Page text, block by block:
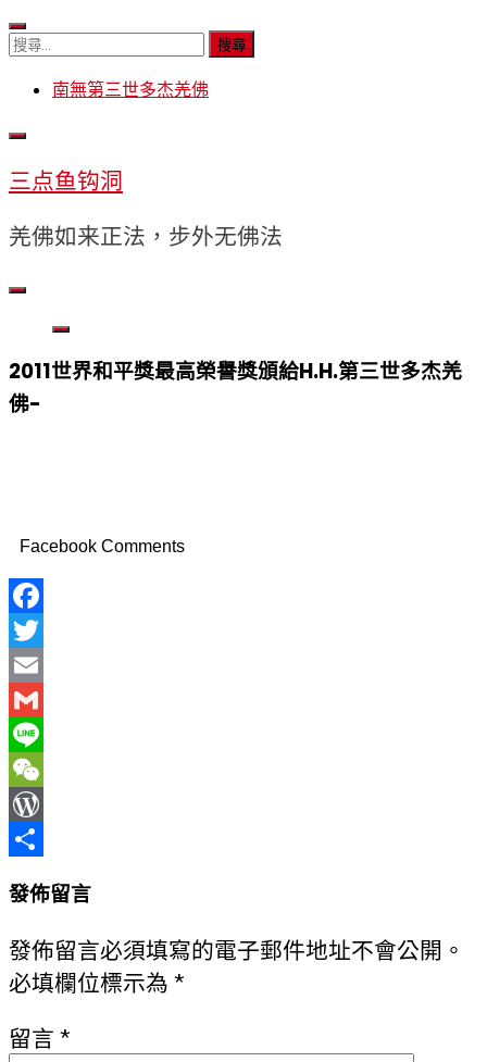
Skip
to
content
搜
南無第三世多杰羌佛
三点鱼钩洞
羌佛如来正法，步外无佛法
2011世界和平獎最高榮譽獎頒給H.H.第三世多杰羌
佛-
Facebook Comments
Facebook
Twitter
Email
Gmail
Line
WeChat
WordPress
享
發佈留言
發佈留言必須填寫的電子郵件地址不會公開。
必填欄位標示為 *
留言 *